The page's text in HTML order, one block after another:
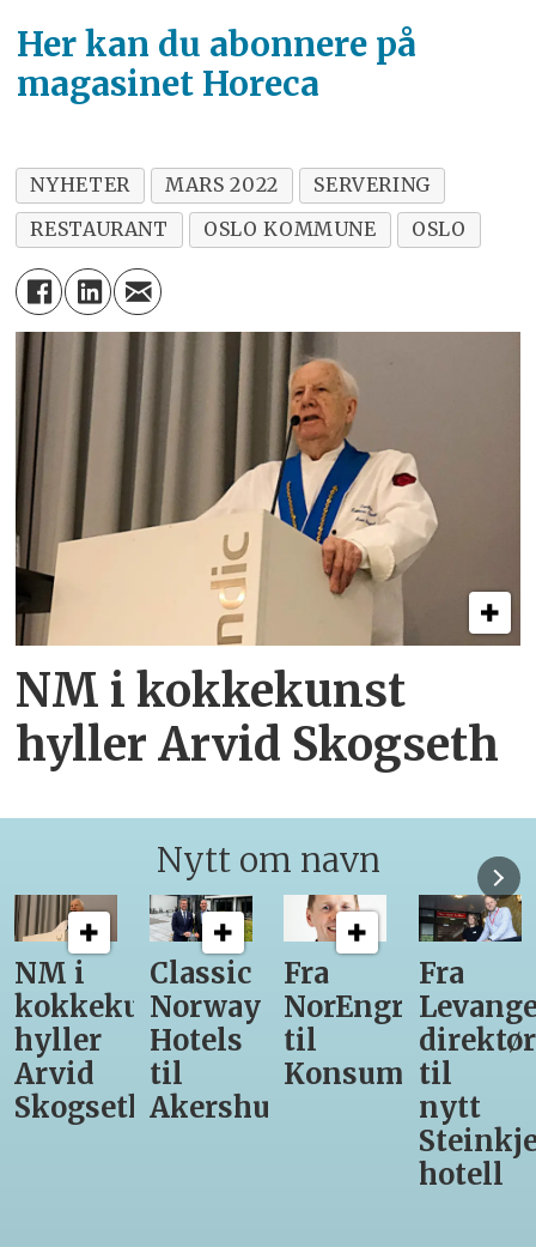
Her kan du abonnere på
magasinet Horeca
NYHETER MARS 2022
SERVERING
RESTAURANT
OSLO KOMMUNE OSLO
NM i kokkekunst
hyller Arvid Skogseth
Nytt om navn
Classic
Norway
Hotels
til
Akershus
Fra
NorEngros
til
Konsumgruppen
Fra
Levanger-
direktør
til
Steinkjer-
12
får
være
med
Asko